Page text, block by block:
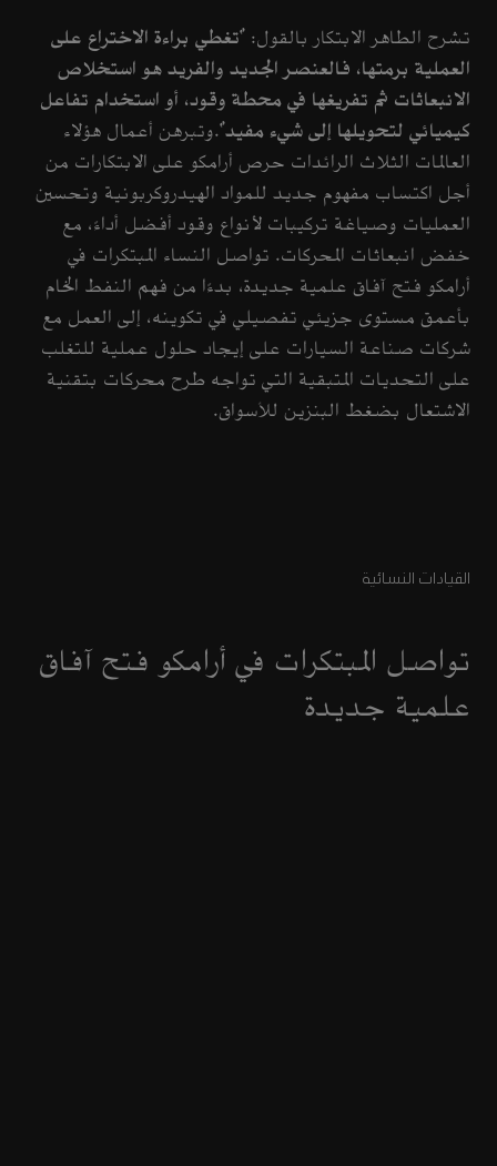
تشرح الطاهر الابتكار بالقول: "تغطي براءة الاختراع على
العملية برمتها، فالعنصر الجديد والفريد هو استخلاص
الانبعاثات ثم تفريغها في محطة وقود، أو استخدام تفاعل
كيميائي لتحويلها إلى شيء مفيد".وتبرهن أعمال هؤلاء
العالمات الثلاث الرائدات حرص أرامكو على الابتكارات من
أجل اكتساب مفهوم جديد للمواد الهيدروكربونية وتحسين
العمليات وصياغة تركيبات لأنواع وقود أفضل أداءً، مع
خفض انبعاثات المحركات. تواصل النساء المبتكرات في
أرامكو فتح آفاق علمية جديدة، بدءًا من فهم النفط الخام
بأعمق مستوى جزيئي تفصيلي في تكوينه، إلى العمل مع
شركات صناعة السيارات على إيجاد حلول عملية للتغلب
على التحديات المتبقية التي تواجه طرح محركات بتقنية
الاشتعال بضغط البنزين للأسواق.
القيادات النسائية
تواصل المبتكرات في أرامكو فتح آفاق
علمية جديدة